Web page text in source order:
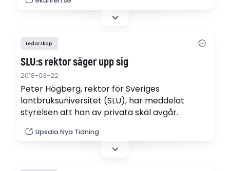
Ledarskap
SLU:s rektor säger upp sig
2018-03-22
Peter Högberg, rektor för Sveriges
lantbruksuniversitet (SLU), har meddelat
styrelsen att han av privata skäl avgår.
Upsala Nya Tidning